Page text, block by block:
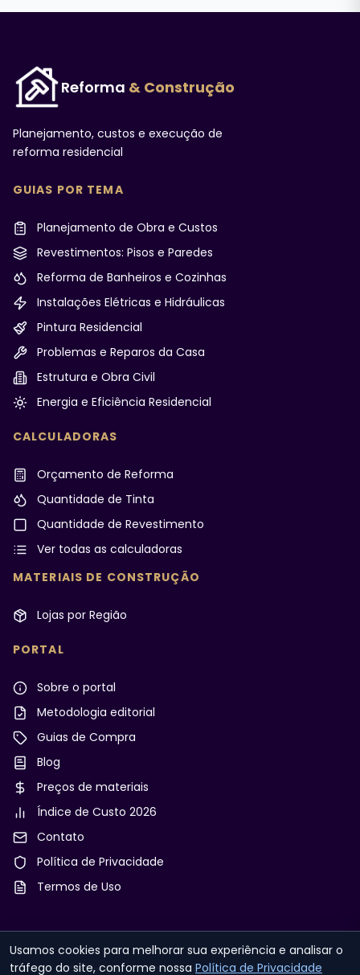
Reforma & Construção
Planejamento, custos e execução de
reforma residencial
GUIAS POR TEMA
Planejamento de Obra e Custos
Revestimentos: Pisos e Paredes
Reforma de Banheiros e Cozinhas
Instalações Elétricas e Hidráulicas
Pintura Residencial
Problemas e Reparos da Casa
Estrutura e Obra Civil
Energia e Eficiência Residencial
CALCULADORAS
Orçamento de Reforma
Quantidade de Tinta
Quantidade de Revestimento
Ver todas as calculadoras
MATERIAIS DE CONSTRUÇÃO
Lojas por Região
PORTAL
Sobre o portal
Metodologia editorial
Guias de Compra
Blog
Preços de materiais
Índice de Custo 2026
Contato
Política de Privacidade
Termos de Uso
© 2026 Reforma & Construção. Todos os direitos
Usamos cookies para melhorar sua experiência e analisar o
tráfego do site, conforme nossa Política de Privacidade